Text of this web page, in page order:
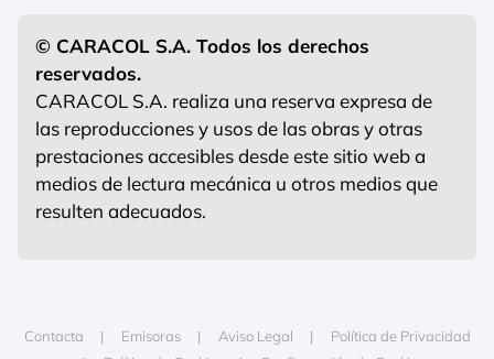
© CARACOL S.A. Todos los derechos
reservados.
CARACOL S.A. realiza una reserva expresa de
las reproducciones y usos de las obras y otras
prestaciones accesibles desde este sitio web a
medios de lectura mecánica u otros medios que
resulten adecuados.
Contacta Emisoras Aviso Legal
Política de Privacidad